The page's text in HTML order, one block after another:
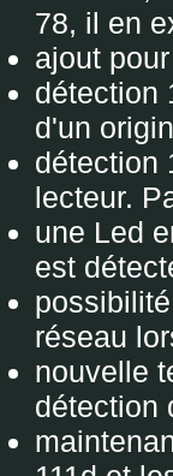
78, il en
ajout
détection
d'un
détection
lecteur.
une Led
est
réseau
nouvelle
détection